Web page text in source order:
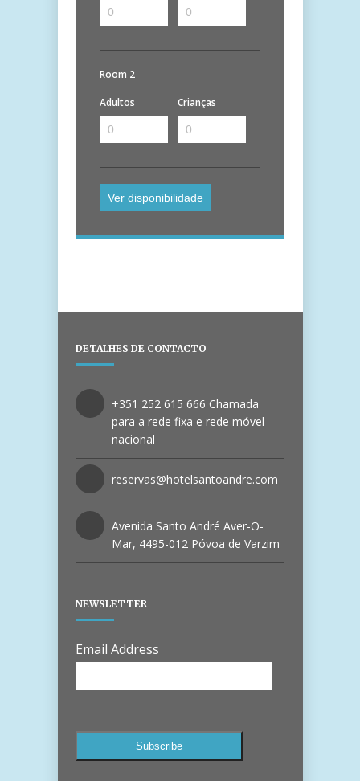
Room 2
Adultos Crianças
DETALHES DE CONTACTO
+351 252 615 666 Chamada
para a rede fixa e rede móvel
nacional
reservas@hotelsantoandre.com
Avenida Santo André Aver-O-
Mar, 4495-012 Póvoa de Varzim
NEWSLETTER
Email Address